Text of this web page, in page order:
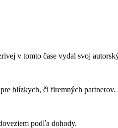
v tomto čase vydal svoj
blízkych, či firemných partnerov.
podľa dohody.